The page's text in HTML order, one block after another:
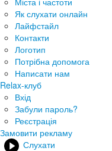
Як слухати онлайн
Лайфстайл
Контакти
Логотип
Потрібна допомога
Написати нам
Relax-клуб
Вхід
Забули пароль?
Реєстрація
Замовити рекламу
Слухати